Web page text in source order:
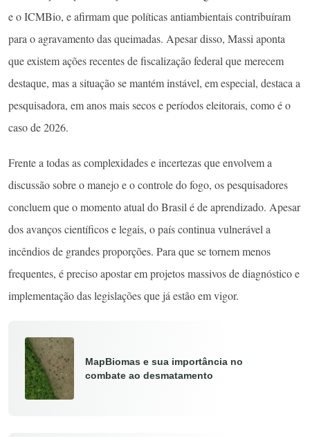
e o ICMBio, e afirmam que políticas antiambientais contribuíram
para o agravamento das queimadas. Apesar disso, Massi aponta
que existem ações recentes de fiscalização federal que merecem
destaque, mas a situação se mantém instável, em especial, destaca a
pesquisadora, em anos mais secos e períodos eleitorais, como é o
caso de 2026.
Frente a todas as complexidades e incertezas que envolvem a
discussão sobre o manejo e o controle do fogo, os pesquisadores
concluem que o momento atual do Brasil é de aprendizado. Apesar
dos avanços científicos e legais, o país continua vulnerável a
incêndios de grandes proporções. Para que se tornem menos
frequentes, é preciso apostar em projetos massivos de diagnóstico e
implementação das legislações que já estão em vigor.
MapBiomas e sua importância no
combate ao desmatamento